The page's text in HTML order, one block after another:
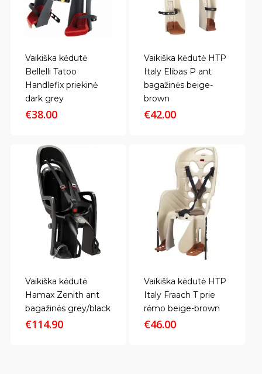
Vaikiška kėdutė
Bellelli Tatoo
Handlefix priekinė
dark grey
€38.00
Vaikiška kėdutė HTP
Italy Elibas P ant
bagažinės beige-
brown
€42.00
Vaikiška kėdutė
Hamax Zenith ant
bagažinės grey/black
€114.90
Vaikiška kėdutė HTP
Italy Fraach T prie
rėmo beige-brown
€46.00